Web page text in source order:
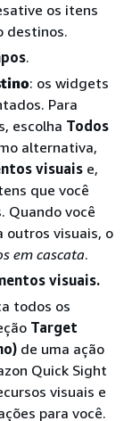
os itens
destinos.
.
: os widgets
Para
escolha Todos
alternativa,
visuais e,
que você
Quando você
outros visuais, o
em cascata.
visuais.
todos os
Target
de uma ação
Quick Sight
visuais e
para você.